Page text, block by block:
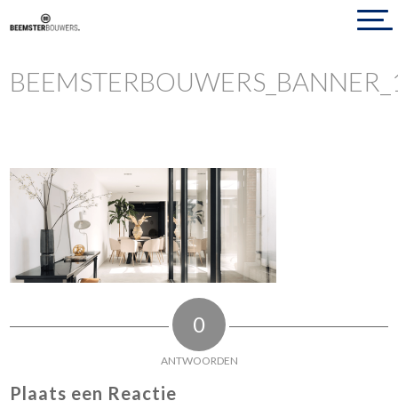
0
ANTWOORDEN
Plaats een Reactie